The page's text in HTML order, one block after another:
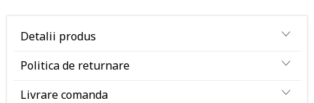
Detalii produs
Politica de returnare
Livrare comanda